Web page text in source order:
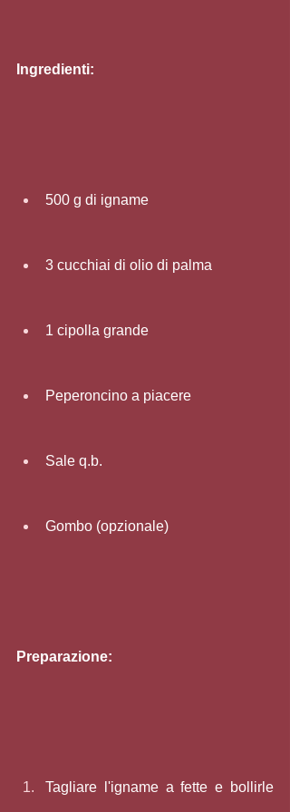
Ingredienti:
500 g di igname
3 cucchiai di olio di palma
1 cipolla grande
Peperoncino a piacere
Sale q.b.
Gombo (opzionale)
Preparazione:
Tagliare l'igname a fette e bollirle